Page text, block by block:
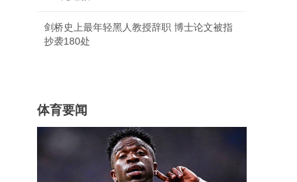
剑桥史上最年轻黑人教授辞职 博士论文被指
抄袭180处
体育要闻